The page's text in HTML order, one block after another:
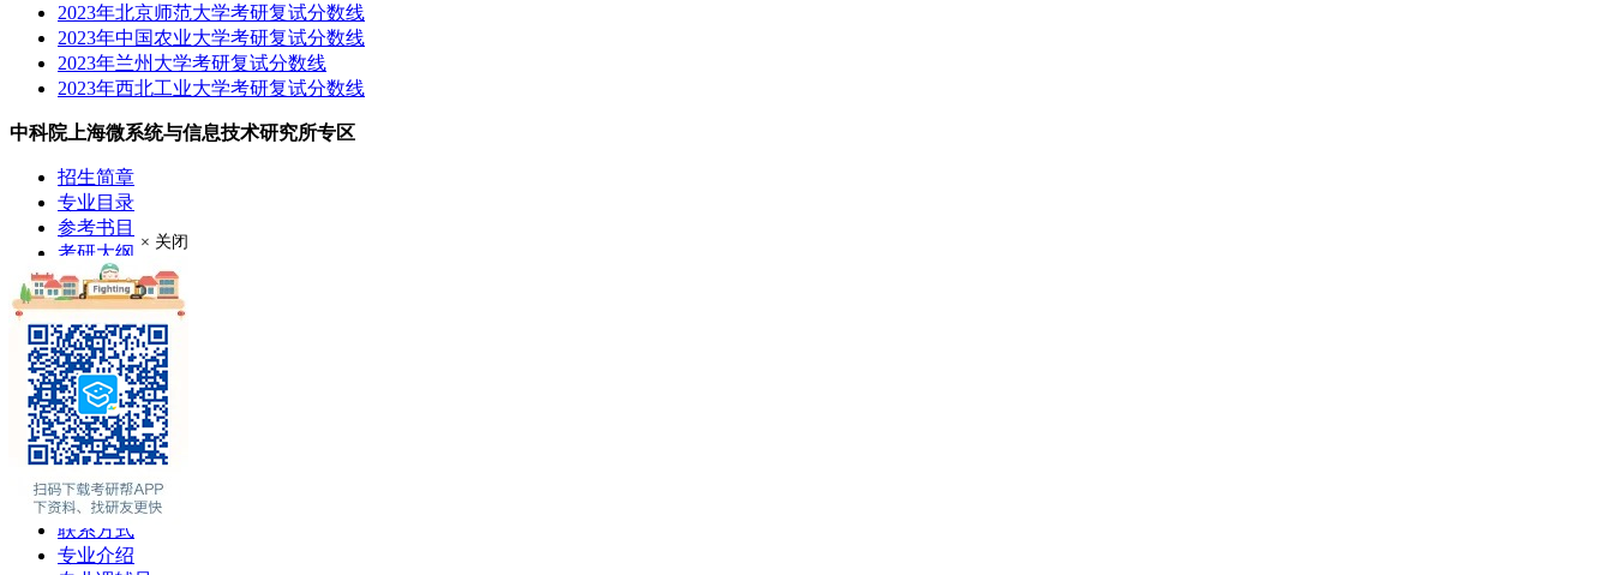
2023年北京师范大学考研复试分数线
2023年中国农业大学考研复试分数线
2023年兰州大学考研复试分数线
2023年西北工业大学考研复试分数线
中科院上海微系统与信息技术研究所专区
招生简章
专业目录
参考书目
考研大纲
成绩查询
分数线
考研录取
考研真题
报录比
推荐免试
现场确认
在职硕士
考场安排
学费奖助
联系方式
专业介绍
× 关闭